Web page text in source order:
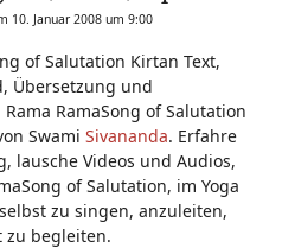
10. Januar 2008 um 9:00
of Salutation Kirtan Text,
Übersetzung und
RamaSong of Salutation
Swami Sivananda. Erfahre
lausche Videos und Audios,
of Salutation, im Yoga
zu singen, anzuleiten,
begleiten.